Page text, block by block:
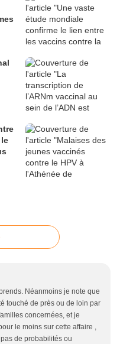
Néanmoins je note que
touché de près ou de loin par
concernées, et je
le moins sur cette affaire ,
de probabilités ou